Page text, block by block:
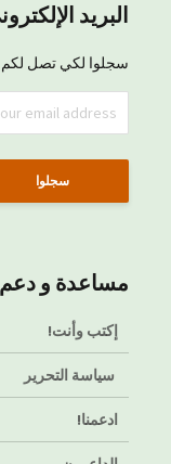
البريد
سجلوا لكي تصل لكم
مساعدة و دعم
إكتب وأنت!
سياسة التحرير
ادعمنا!